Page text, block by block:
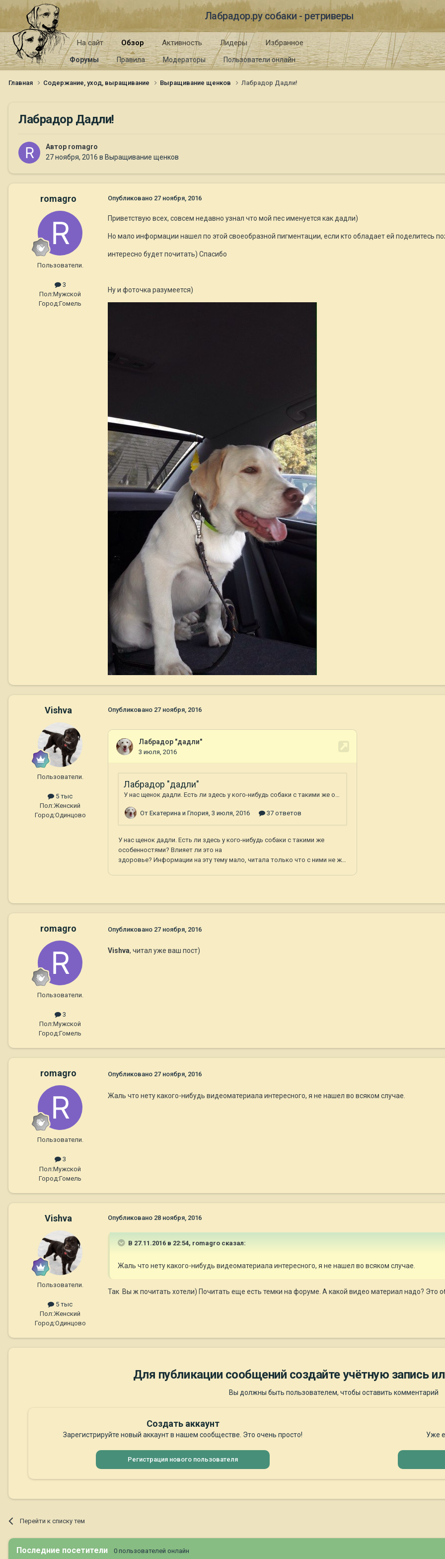
Лабрадор.ру собаки - ретриверы
На сайт Обзор
Форумы Правила Модераторы Пользователи онлайн
Активность Лидеры Избранное
Главная Содержание, уход, выращивание Выращивание щенков Лабрадор Дадли!
Лабрадор Дадли!
Автор romagro
27 ноября, 2016 в Выращивание щенков
romagro
Пользователи.
3
Пол:Мужской
Город:Гомель
Опубликовано 27 ноября, 2016
Приветствую всех, совсем недавно узнал что мой пес именуется как дадли)
Но мало информации нашел по этой своеобразной пигментации, если кто обладает ей поделитесь
интересно будет почитать) Спасибо
Ну и фоточка разумеется)
Vishva
Пользователи.
5 тыс
Пол:Женский
Город:Одинцово
Опубликовано 27 ноября, 2016
romagro
Пользователи.
3
Пол:Мужской
Город:Гомель
Опубликовано 27 ноября, 2016
Vishva, читал уже ваш пост)
romagro
Пользователи.
3
Пол:Мужской
Город:Гомель
Опубликовано 27 ноября, 2016
Жаль что нету какого-нибудь видеоматериала интересного, я не нашел во всяком случае.
Vishva
Пользователи.
5 тыс
Пол:Женский
Город:Одинцово
Опубликовано 28 ноября, 2016
В 27.11.2016 в 22:54, romagro сказал:
Жаль что нету какого-нибудь видеоматериала интересного, я не нашел во всяком случае.
Так Вы ж почитать хотели) Почитать еще есть темки на форуме. А какой видео материал надо? Это
Для публикации сообщений создайте учётную запись
Вы должны быть пользователем, чтобы оставить комментарий
Создать аккаунт
Зарегистрируйте новый аккаунт в нашем сообществе. Это очень просто!
Регистрация нового пользователя
Уже
Перейти к списку тем
Последние посетители 0 пользователей онлайн